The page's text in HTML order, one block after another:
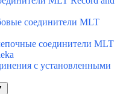
соединители MLT
соединители MLT
с установленными